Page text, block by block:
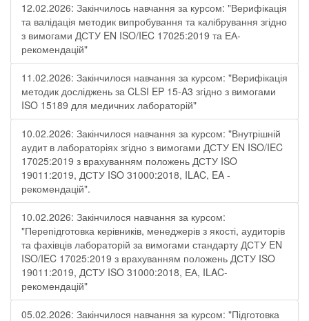
12.02.2026: Закінчилось навчання за курсом: "Верифікація
та валідація методик випробування та калібрування згідно
з вимогами ДСТУ EN ISO/IEC 17025:2019 та ЕА-
рекомендацій"
11.02.2026: Закінчилося навчання за курсом: "Верифікація
методик досліджень за CLSI EP 15-A3 згідно з вимогами
ISO 15189 для медичних лабораторій"
10.02.2026: Закінчилося навчання за курсом: "Внутрішній
аудит в лабораторіях згідно з вимогами ДСТУ EN ISO/IEC
17025:2019 з врахуванням положень ДСТУ ISO
19011:2019, ДСТУ ISO 31000:2018, ILAC, EA -
рекомендацій".
10.02.2026: Закінчилося навчання за курсом:
"Перепідготовка керівників, менеджерів з якості, аудиторів
та фахівців лабораторій за вимогами стандарту ДСТУ EN
ISO/IEC 17025:2019 з врахуванням положень ДСТУ ISO
19011:2019, ДСТУ ISO 31000:2018, ЕА, ILAC-
рекомендацій"
05.02.2026: Закінчилося навчання за курсом: "Підготовка